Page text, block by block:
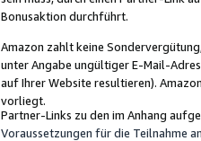
Bonusaktion durchführt.
Amazon zahlt keine
unter Angabe ungültiger E-Mail-
auf Ihrer Website resultieren).
vorliegt.
Partner-Links zu den im Anhang
Voraussetzungen für die Teilnahme